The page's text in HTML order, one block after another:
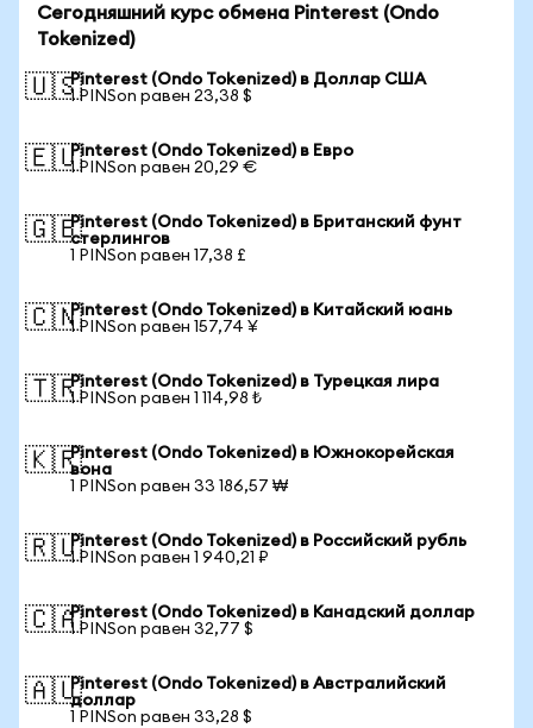
Сегодняшний курс обмена Pinterest (Ondo
Tokenized)
🇺🇸Pinterest (Ondo Tokenized) в Доллар США
1 PINSon равен 23,38 $
🇪🇺Pinterest (Ondo Tokenized) в Евро
1 PINSon равен 20,29 €
🇬🇧Pinterest (Ondo Tokenized) в Британский фунт
стерлингов
1 PINSon равен 17,38 £
🇨🇳Pinterest (Ondo Tokenized) в Китайский юань
1 PINSon равен 157,74 ¥
🇹🇷Pinterest (Ondo Tokenized) в Турецкая лира
1 PINSon равен 1 114,98 ₺
🇰🇷Pinterest (Ondo Tokenized) в Южнокорейская
вона
1 PINSon равен 33 186,57 ₩
🇷🇺Pinterest (Ondo Tokenized) в Российский рубль
1 PINSon равен 1 940,21 ₽
🇨🇦Pinterest (Ondo Tokenized) в Канадский доллар
1 PINSon равен 32,77 $
🇦🇺Pinterest (Ondo Tokenized) в Австралийский
доллар
1 PINSon равен 33,28 $